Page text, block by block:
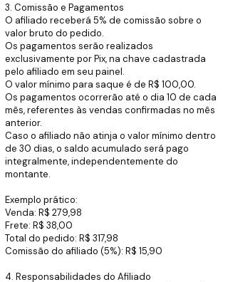
3. Comissão e Pagamentos
O afiliado receberá 5% de comissão sobre o
valor bruto do pedido.
Os pagamentos serão realizados
exclusivamente por Pix, na chave cadastrada
pelo afiliado em seu painel.
O valor mínimo para saque é de R$ 100,00.
Os pagamentos ocorrerão até o dia 10 de cada
mês, referentes às vendas confirmadas no mês
anterior.
Caso o afiliado não atinja o valor mínimo dentro
de 30 dias, o saldo acumulado será pago
integralmente, independentemente do
montante.
Exemplo prático:
Venda: R$ 279,98
Frete: R$ 38,00
Total do pedido: R$ 317,98
Comissão do afiliado (5%): R$ 15,90
4. Responsabilidades do Afiliado